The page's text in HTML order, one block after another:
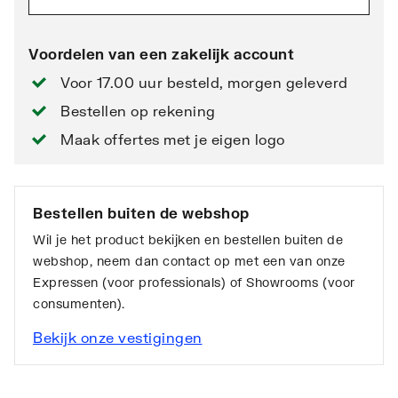
Voordelen van een zakelijk account
Voor 17.00 uur besteld, morgen geleverd
Bestellen op rekening
Maak offertes met je eigen logo
Bestellen buiten de webshop
Wil je het product bekijken en bestellen buiten de
webshop, neem dan contact op met een van onze
Expressen (voor professionals) of Showrooms (voor
consumenten).
Bekijk onze vestigingen